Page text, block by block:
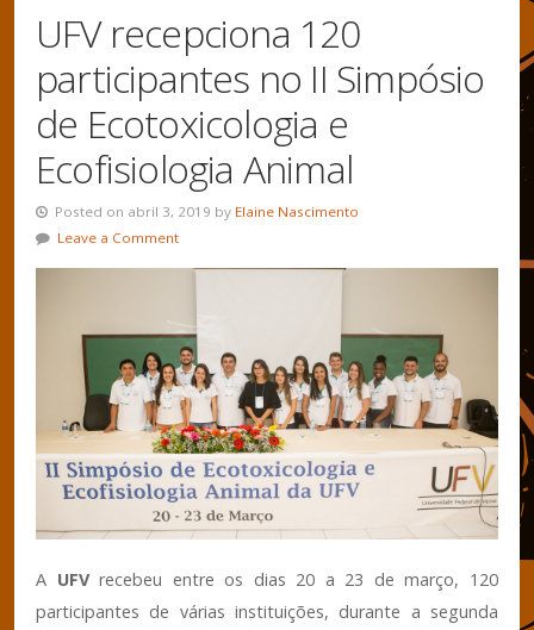
UFV recepciona 120
participantes no II Simpósio
de Ecotoxicologia e
Ecofisiologia Animal
Posted on abril 3, 2019 by Elaine Nascimento
Leave a Comment
A UFVrecebeu entre os dias 20 a 23 de março, 120
participantes de várias instituições, durante a segunda